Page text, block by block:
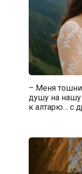
– Меня
душу на нашу
к алтарю… с